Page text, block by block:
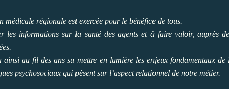
médicale régionale est exercée pour le bénéfice de tous.
les informations sur la santé des agents et à faire valoir, auprès
au fil des ans su mettre en lumière les enjeux fondamentaux de
psychosociaux qui pèsent sur l’aspect relationnel de notre métier.